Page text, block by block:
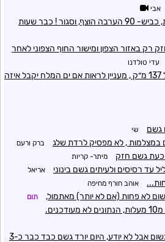
אבי
זרימה חזקה בנחל ערוגות, כביש- 90 הערבה הוצף, וסגור ! כבר שעות
באזור הצפון ומישור החוף הצפוני לאחר
עדי טולדנו
הירדן הדרומי בספיקה של 137 מ״ק , מעניין לראות אם ים המלח יקבל איזה
גשם שי
במצלמות , לא מפסיק לרדת שלג ברק ורעם
כעת גשם חזק מיתר- קריות
עד רסיסים ולעיתים גשם בינוני אריאל
אוהב חורף מחיפה
לא פחות (אם לא יותר) מאתמול, תום
אתמול היה מאד גשום אבל לא יודע, היום יורד גשם כבד כבר כ-3